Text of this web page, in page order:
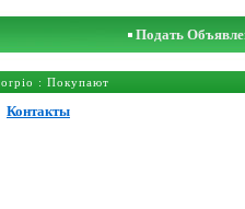
Подать
: Покупают
Контакты